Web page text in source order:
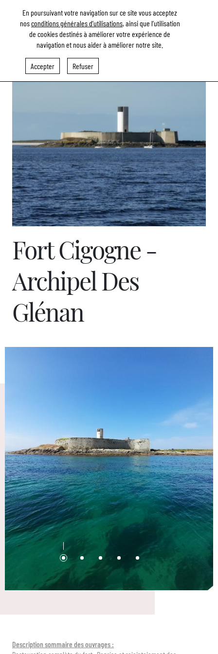
En poursuivant votre navigation sur ce site vous acceptez
nosconditions générales d’utilisations, ainsi que l’utilisation
de cookies destinés à améliorer votre expérience de
navigation et nous aider à améliorer notre site.
Accepter Refuser
RETOUR AUX RÉFÉRENCES
Fort Cigogne -
Archipel Des
Glénan
Description sommaire des ouvrages :